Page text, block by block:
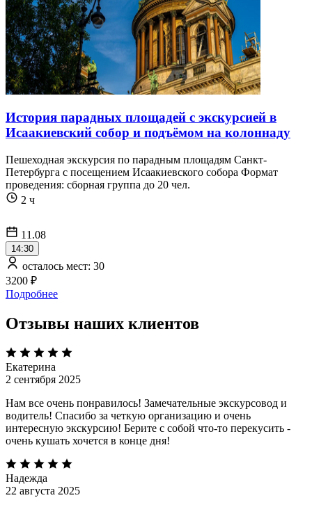
История парадных площадей с экскурсией в
Исаакиевский собор и подъёмом на колоннаду
Пешеходная экскурсия по парадным площадям Санкт-
Петербурга с посещением Исаакиевского собора Формат
проведения: сборная группа до 20 чел.
2 ч
11.08
14:30
осталось мест: 30
3200 ₽
Подробнее
Отзывы наших клиентов
Екатерина
2 сентября 2025
Нам все очень понравилось! Замечательные экскурсовод и
водитель! Спасибо за четкую организацию и очень
интересную экскурсию! Берите с собой что-то перекусить -
очень кушать хочется в конце дня!
Надежда
22 августа 2025